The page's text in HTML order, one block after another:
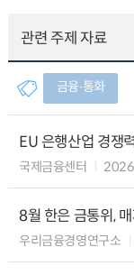
관련 주제 자료
금융∙통화
EU 은행산업 경쟁
국제금융센터
8월 한은 금통위,
우리금융경영연구소